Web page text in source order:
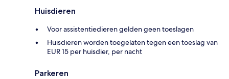
Huisdieren
Voor assistentiedieren gelden geen toeslagen
Huisdieren worden toegelaten tegen een toeslag van
EUR 15 per huisdier, per nacht
Parkeren